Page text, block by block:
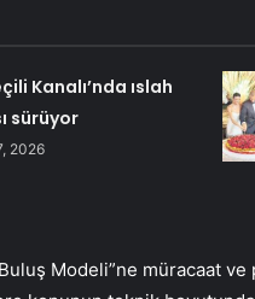
Kanalı’nda ıslah
sürüyor
2026
Modeli”ne müracaat